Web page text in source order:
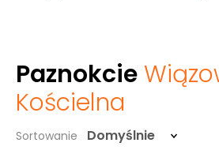
Paznokcie
Kościelna
Sortowanie Domyślnie